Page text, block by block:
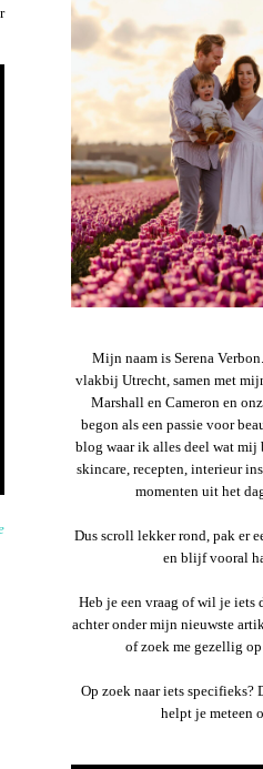
Mijn naam is Serena
vlakbij Utrecht, samen met
Marshall en Cameron en
begon als een passie voor
blog waar ik alles deel wat
skincare, recepten, interieur
momenten uit het
Dus scroll lekker rond, pak er
en blijf vooral
Heb je een vraag of wil je iets
achter onder mijn nieuwste
of zoek me gezellig
Op zoek naar iets specifieks?
helpt je meteen